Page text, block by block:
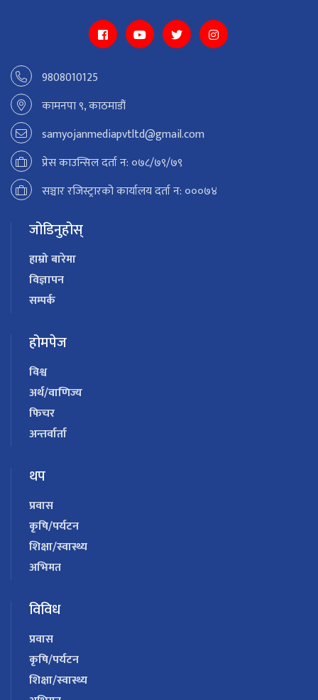
9808010125
कामनपा ९, काठमाडौं
samyojanmediapvtltd@gmail.com
प्रेस काउन्सिल दर्ता न: ०७८/७९/७९
सञ्चार रजिस्ट्रारको कार्यालय दर्ता न: ०००७४
जोडिनुहोस्
हाम्रो बारेमा
विज्ञापन
सम्पर्क
होमपेज
विश्व
अर्थ/वाणिज्य
फिचर
अन्तर्वार्ता
थप
प्रवास
कृषि/पर्यटन
शिक्षा/स्वास्थ्य
अभिमत
विविध
प्रवास
कृषि/पर्यटन
शिक्षा/स्वास्थ्य